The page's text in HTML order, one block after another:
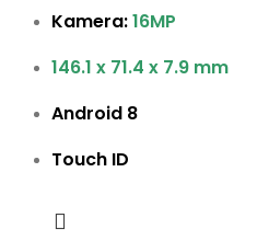
Kamera:16MP
146.1 x 71.4 x 7.9 mm
Android 8
Touch ID